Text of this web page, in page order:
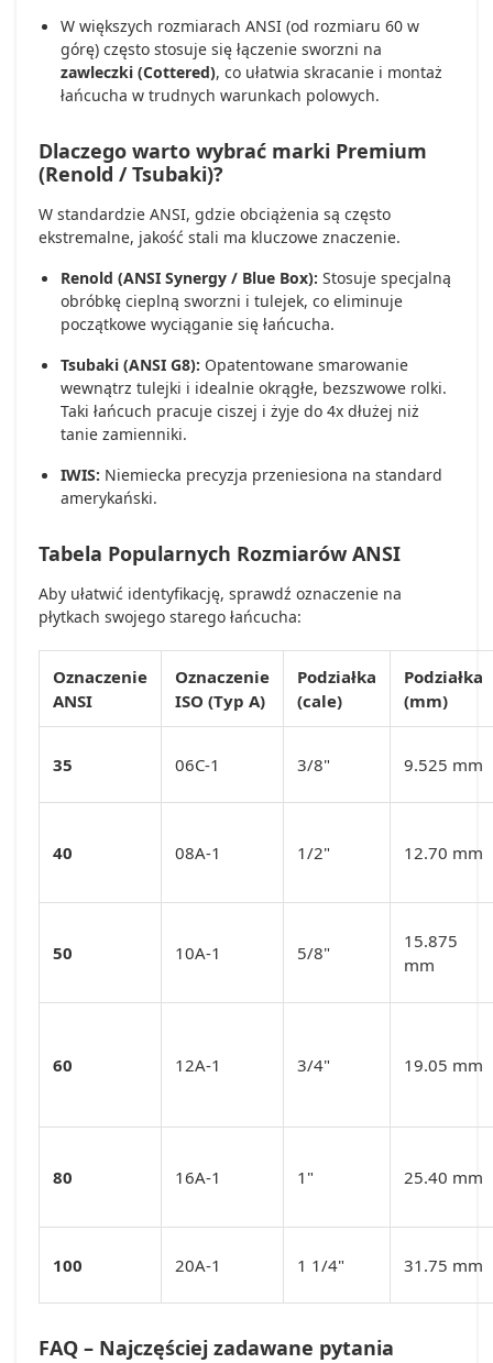
W większych rozmiarach ANSI (od rozmiaru 60 w
górę) często stosuje się łączenie sworzni na
zawleczki (Cottered), co ułatwia skracanie i montaż
łańcucha w trudnych warunkach polowych.
Dlaczego warto wybrać marki Premium
(Renold / Tsubaki)?
W standardzie ANSI, gdzie obciążenia są często
ekstremalne, jakość stali ma kluczowe znaczenie.
Renold (ANSI Synergy / Blue Box): Stosuje specjalną
obróbkę cieplną sworzni i tulejek, co eliminuje
początkowe wyciąganie się łańcucha.
Tsubaki (ANSI G8): Opatentowane smarowanie
wewnątrz tulejki i idealnie okrągłe, bezszwowe rolki.
Taki łańcuch pracuje ciszej i żyje do 4x dłużej niż
tanie zamienniki.
IWIS: Niemiecka precyzja przeniesiona na standard
amerykański.
Tabela Popularnych Rozmiarów ANSI
Aby ułatwić identyfikację, sprawdź oznaczenie na
płytkach swojego starego łańcucha:
Oznaczenie
ANSI
Oznaczenie
ISO (Typ A)
Podziałka
(cale)
Podziałka
(mm)
35 06C-1 3/8" 9.525 mm
40 08A-1 1/2" 12.70 mm
50 10A-1 5/8"
15.875
mm
60 12A-1 3/4" 19.05 mm
80 16A-1 1" 25.40 mm
100 20A-1 1 1/4" 31.75 mm
FAQ – Najczęściej zadawane pytania